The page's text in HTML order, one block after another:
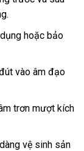
ở
hoặc bảo
vào âm đạo
trơn mượt kích
vệ sinh sản